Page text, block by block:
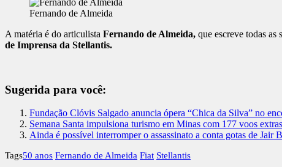
Fernando de Almeida
A matéria é do articulista Fernando de Almeida, que escreve todas as
de Imprensa da Stellantis.
Sugerida para você:
Fundação Clóvis Salgado anuncia ópera “Chica da Silva” no
Semana Santa impulsiona turismo em Minas com 177 voos
Ainda é possível interromper o assassinato a conta gotas de Jair
Tags50 anos Fernando de Almeida Fiat Stellantis